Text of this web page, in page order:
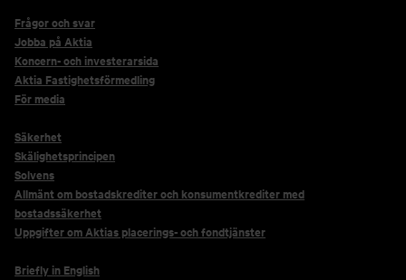
Frågor och svar
Jobba på Aktia
Koncern- och investerarsida
Aktia Fastighetsförmedling
För media
Säkerhet
Skälighetsprincipen
Solvens
Allmänt om bostadskrediter och konsumentkrediter med
bostadssäkerhet
Uppgifter om Aktias placerings- och fondtjänster
Briefly in English